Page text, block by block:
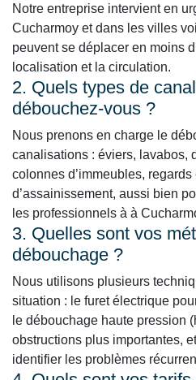
Notre entreprise intervient en
Cucharmoy et dans les villes
peuvent se déplacer en moins
localisation et la circulation.
2. Quels types de
débouchez-vous ?
Nous prenons en charge le
canalisations : éviers, lavabos,
colonnes d’immeubles,
d’assainissement, aussi bien
les professionnels à à
3. Quelles sont vos
débouchage ?
Nous utilisons plusieurs
situation : le furet électrique
le débouchage haute pression
obstructions plus importantes,
identifier les problèmes